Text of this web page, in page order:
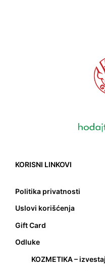
KORISNI LINKOVI
Politika privatnosti
Uslovi korišćenja
Gift Card
Odluke
KOZMETIKA –